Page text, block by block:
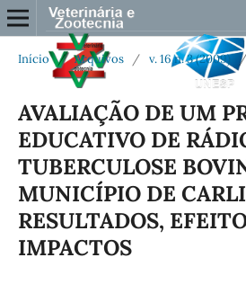
Início / Arquivos / v. 16 n. 3 (2009) /
AVALIAÇÃO DE UM
EDUCATIVO DE
TUBERCULOSE
MUNICÍPIO DE
RESULTADOS,
IMPACTOS